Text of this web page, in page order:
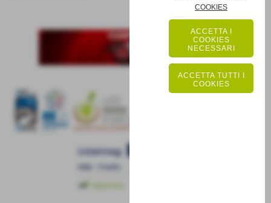
COOKIES
ACCETTA I
COOKIES
NECESSARI
ACCETTA TUTTI I
COOKIES